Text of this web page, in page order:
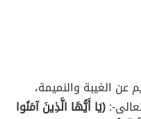
الغيبة والنميمة،
:(يَا أَيُّهَا الَّذِينَ آمَنُوا